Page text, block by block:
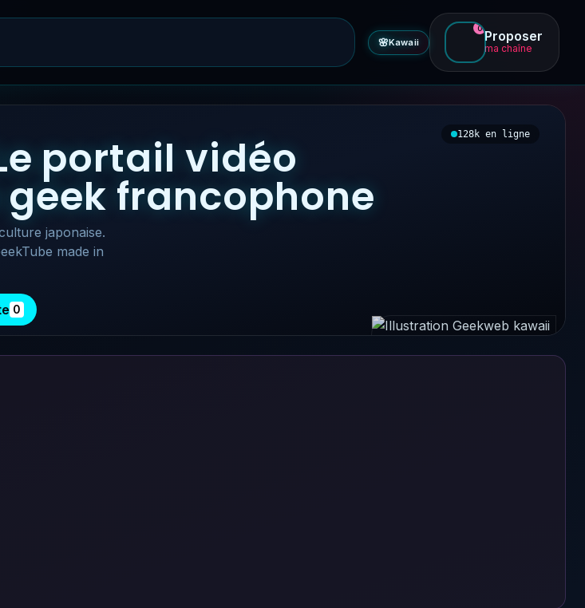
🌸Kawaii
0 Proposer
ma chaîne
portail vidéo
francophone
japonaise.
made in
0
128k en ligne